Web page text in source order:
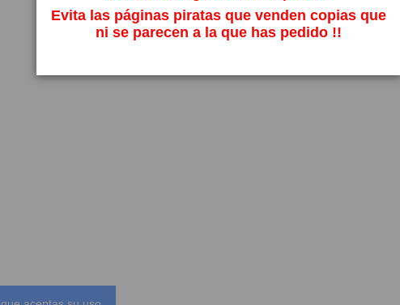
Evita las páginas piratas que venden copias que
ni se parecen a la que has pedido !!